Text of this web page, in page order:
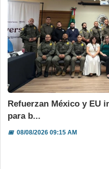
Refuerzan México y EU
para b...
📅08/08/2026 09:15 AM